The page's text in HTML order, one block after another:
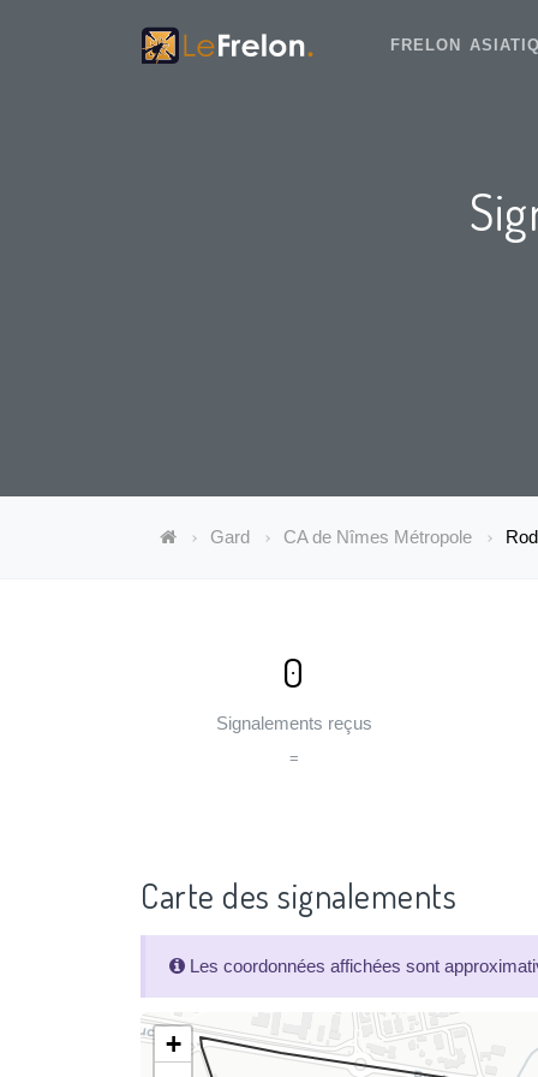
FRELON
Gard CA de Nîmes Métropole
0
Signalements reçus
=
Carte des signalements
Les coordonnées affichées sont
+